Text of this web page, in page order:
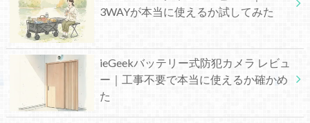
3WAYが本当に使えるか試してみた
ieGeekバッテリー式防犯カメラ レビュ
ー｜工事不要で本当に使えるか確かめ
た